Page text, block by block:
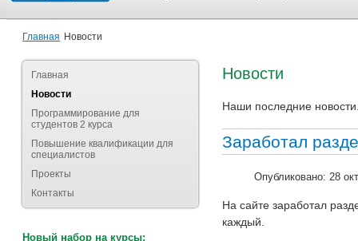
Главная Новости
Главная
Новости
Программирование для
студентов 2 курса
Повышение квалификации для
специалистов
Проекты
Контакты
Новый набор на курсы:
Новости
Наши последние
Заработал
Опубликовано: 28
На сайте заработал
каждый.